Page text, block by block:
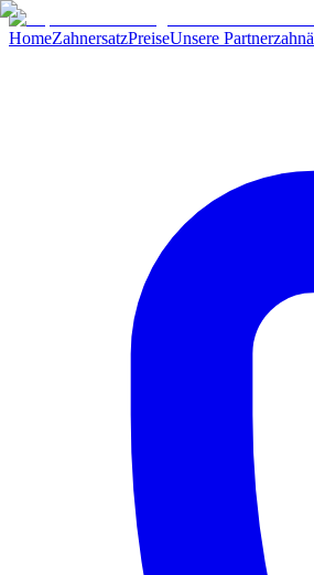
HomeZahnersatzPreiseUnsere